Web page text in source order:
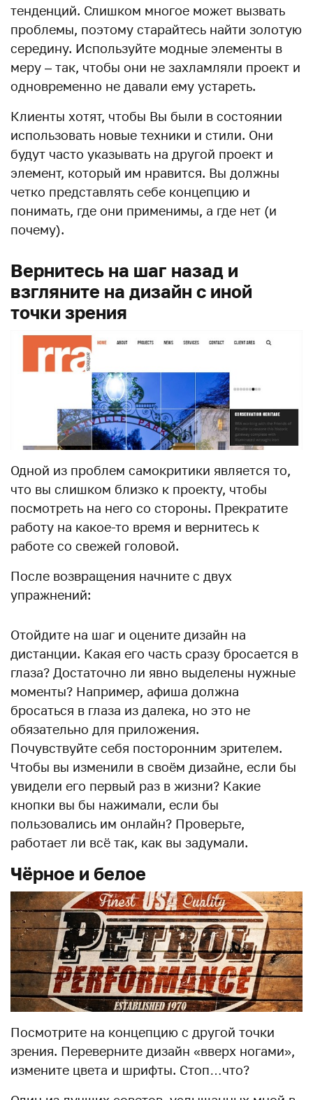
тенденций. Слишком многое может вызвать
проблемы, поэтому старайтесь найти золотую
середину. Используйте модные элементы в
меру – так, чтобы они не захламляли проект и
одновременно не давали ему устареть.
Клиенты хотят, чтобы Вы были в состоянии
использовать новые техники и стили. Они
будут часто указывать на другой проект и
элемент, который им нравится. Вы должны
четко представлять себе концепцию и
понимать, где они применимы, а где нет (и
почему).
Вернитесь на шаг назад и
взгляните на дизайн с иной
точки зрения
Одной из проблем самокритики является то,
что вы слишком близко к проекту, чтобы
посмотреть на него со стороны. Прекратите
работу на какое-то время и вернитесь к
работе со свежей головой.
После возвращения начните с двух
упражнений:
Отойдите на шаг и оцените дизайн на
дистанции. Какая его часть сразу бросается в
глаза? Достаточно ли явно выделены нужные
моменты? Например, афиша должна
бросаться в глаза из далека, но это не
обязательно для приложения.
Почувствуйте себя посторонним зрителем.
Чтобы вы изменили в своём дизайне, если бы
увидели его первый раз в жизни? Какие
кнопки вы бы нажимали, если бы
пользовались им онлайн? Проверьте,
работает ли всё так, как вы задумали.
Чёрное и белое
Посмотрите на концепцию с другой точки
зрения. Переверните дизайн «вверх ногами»,
измените цвета и шрифты. Стоп…что?